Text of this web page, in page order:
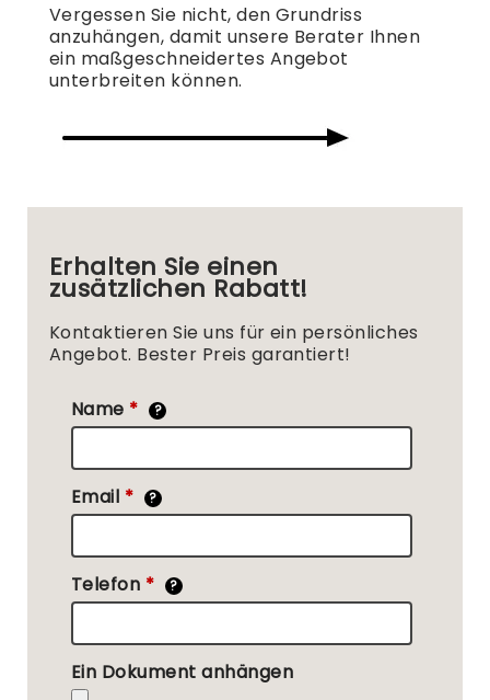
Vergessen Sie nicht, den Grundriss
anzuhängen, damit unsere Berater Ihnen
ein maßgeschneidertes Angebot
unterbreiten können.
Erhalten Sie einen
zusätzlichen Rabatt!
Kontaktieren Sie uns für ein persönliches
Angebot. Bester Preis garantiert!
Name * ?
Email * ?
Telefon * ?
Ein Dokument anhängen